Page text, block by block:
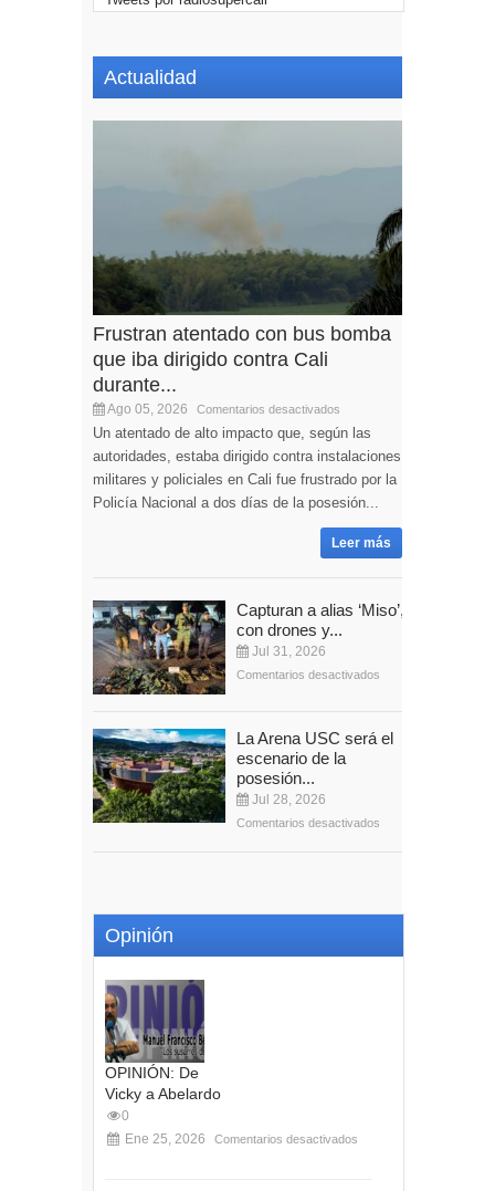
Actualidad
Frustran atentado con bus bomba
que iba dirigido contra Cali
durante...
Ago 05, 2026 Comentarios desactivados
Un atentado de alto impacto que, según las
autoridades, estaba dirigido contra instalaciones
militares y policiales en Cali fue frustrado por la
Policía Nacional a dos días de la posesión...
Leer más
Capturan a alias ‘Miso’,
con drones y...
Jul 31, 2026
Comentarios desactivados
La Arena USC será el
escenario de la
posesión...
Jul 28, 2026
Comentarios desactivados
Opinión
OPINIÓN: De
Vicky a Abelardo
0
Ene 25, 2026
Comentarios desactivados